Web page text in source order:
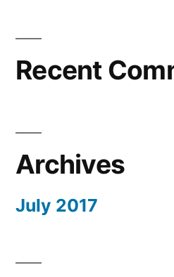
Recent
Archives
July 2017